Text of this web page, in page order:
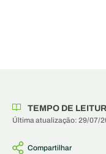
TEMPO DE
Última atualização: 29/07/
Compartilhar